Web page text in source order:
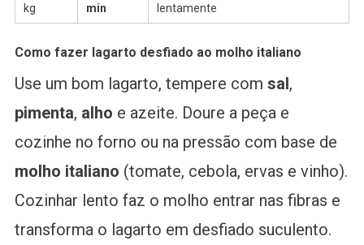
kg
min
lentamente
Como fazer lagarto desfiado ao molho italiano
Use um bom lagarto, tempere com sal,
pimenta, alho e azeite. Doure a peça e
cozinhe no forno ou na pressão com base de
molho italiano (tomate, cebola, ervas e vinho).
Cozinhar lento faz o molho entrar nas fibras e
transforma o lagarto em desfiado suculento.